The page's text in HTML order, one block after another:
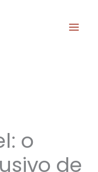
o
de